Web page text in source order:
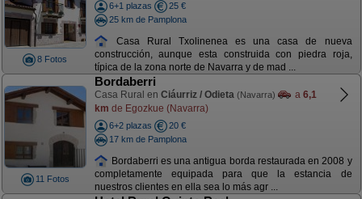
8 Fotos
6+1 plazas
25 €
25 km de Pamplona
Casa Rural Txolinenea es una casa de nueva
construcción, aunque esta construida con piedra roja,
típica de la zona norte de Navarra y de mad ...
11 Fotos
Bordaberri
Casa Rural en Ciáurriz / Odieta (Navarra) a 6,1
km de Egozkue (Navarra)
6+2 plazas
20 €
17 km de Pamplona
Bordaberri es una antigua borda restaurada en 2008 y
completamente equipada para que la estancia de
nuestros clientes en ella sea lo más agr ...